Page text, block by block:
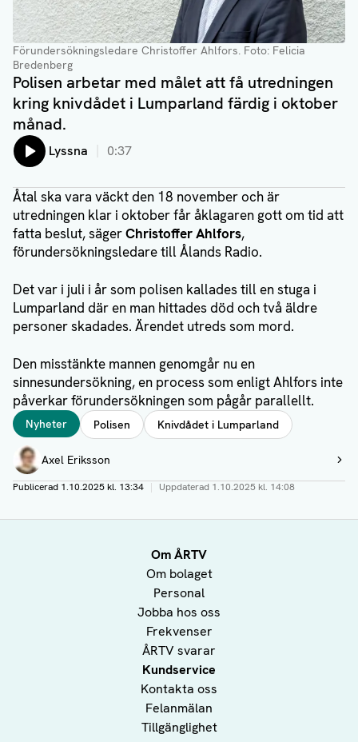
Förundersökningsledare Christoffer Ahlfors. Foto: Felicia
Bredenberg
Polisen arbetar med målet att få utredningen
kring knivdådet i Lumparland färdig i oktober
månad.
Lyssna 0:37
Åtal ska vara väckt den 18 november och är
utredningen klar i oktober får åklagaren gott om tid att
fatta beslut, sägerChristoffer Ahlfors,
förundersökningsledare till Ålands Radio.
Det var i juli i år som polisen kallades till en stuga i
Lumparland där en man hittades död och två äldre
personer skadades. Ärendet utreds som mord.
Den misstänkte mannen genomgår nu en
sinnesundersökning, en process som enligt Ahlfors inte
påverkar förundersökningen som pågår parallellt.
Taggar
Nyheter Polisen Knivdådet i Lumparland
Författare
Axel Eriksson
Visa profil
Publicerad 1.10.2025 kl. 13:34 | Uppdaterad 1.10.2025 kl. 14:08
Om ÅRTV
Om bolaget
Personal
Jobba hos oss
Frekvenser
ÅRTV svarar
Kundservice
Kontakta oss
Felanmälan
Tillgänglighet